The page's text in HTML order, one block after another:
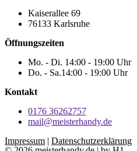
Kaiserallee 69
76133 Karlsruhe
Öffnungszeiten
Mo. - Di. 14:00 - 19:00 Uhr
Do. - Sa.14:00 - 19:00 Uhr
Kontakt
0176 36262757
mail@meisterhandy.de
Impressum | Datenschutzerklärung